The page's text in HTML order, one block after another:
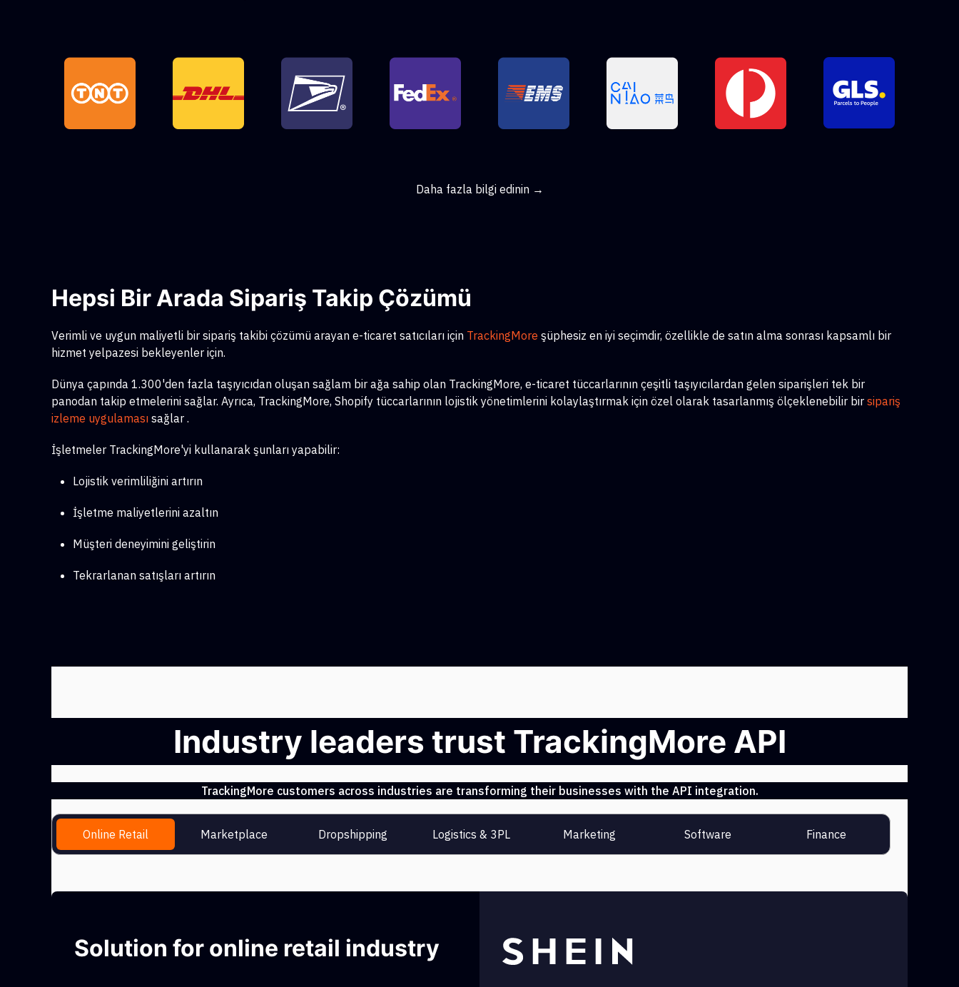
Daha fazla bilgi edinin →
Hepsi Bir Arada Sipariş Takip Çözümü
Verimli ve uygun maliyetli bir sipariş takibi çözümü arayan e-ticaret satıcıları için TrackingMore şüphesiz en iyi seçimdir, özellikle de satın alma sonrası kapsamlı bir
hizmet yelpazesi bekleyenler için.
Dünya çapında 1.300'den fazla taşıyıcıdan oluşan sağlam bir ağa sahip olan TrackingMore, e-ticaret tüccarlarının çeşitli taşıyıcılardan gelen siparişleri tek bir
panodan takip etmelerini sağlar. Ayrıca, TrackingMore, Shopify tüccarlarının lojistik yönetimlerini kolaylaştırmak için özel olarak tasarlanmış ölçeklenebilir bir sipariş
izleme uygulaması sağlar .
İşletmeler TrackingMore'yi kullanarak şunları yapabilir:
Lojistik verimliliğini artırın
İşletme maliyetlerini azaltın
Müşteri deneyimini geliştirin
Tekrarlanan satışları artırın
Industry leaders trust TrackingMore API
TrackingMore customers across industries are transforming their businesses with the API integration.
Online Retail Marketplace Dropshipping Logistics & 3PL Marketing Software Finance
Solution for online retail industry